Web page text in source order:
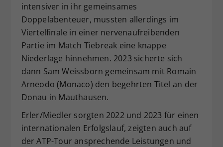
intensiver in ihr gemeinsames
Doppelabenteuer, mussten allerdings im
Viertelfinale in einer nervenaufreibenden
Partie im Match Tiebreak eine knappe
Niederlage hinnehmen. 2023 sicherte sich
dann Sam Weissborn gemeinsam mit Romain
Arneodo (Monaco) den begehrten Titel an der
Donau in Mauthausen.
Erler/Miedler sorgten 2022 und 2023 für einen
internationalen Erfolgslauf, zeigten auch auf
der ATP-Tour ansprechende Leistungen und